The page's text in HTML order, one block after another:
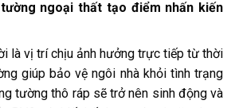
ngoại thất tạo điểm nhấn kiến
là vị trí chịu ảnh hưởng trực tiếp từ thời
giúp bảo vệ ngôi nhà khỏi tình trạng
tường thô ráp sẽ trở nên sinh động và